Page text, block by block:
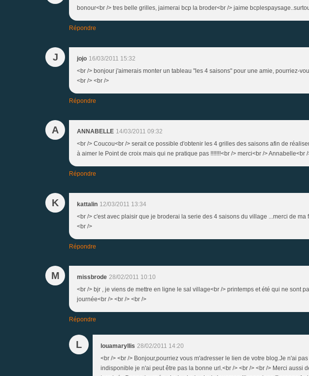
bonour<br /> tres belle grilles, jaimerai bcp la broder<br /> jaime
Répondre
J jojo 16/03/2011 15:32
<br /> bonjour j'aimerais monter un tableau "les 4 saisons" pour une amie, pourriez-
<br /> <br />
Répondre
A ANNABELLE 14/03/2011 09:32
<br /> Coucou<br /> serait ce possible d'obtenir les 4 grilles des saisons afin de
à aimer le Point de croix mais qui ne pratique pas !!!!!!!<br /> merci<br /> Annabelle<br
Répondre
K kattalin 12/03/2011 13:34
<br /> c'est avec plaisir que je broderai la serie des 4 saisons du village ...merci de ma
<br />
Répondre
M missbrode 28/02/2011 10:10
<br /> bjr , je viens de mettre en ligne le sal village<br /> printemps et été qui ne sont
journée<br /> <br /> <br />
Répondre
L louamaryllis 28/02/2011 14:20
<br /> <br /> Bonjour,pourriez vous m'adresser le lien de votre blog.Je n'ai
indisponible je n'ai peut être pas la bonne url.<br /> <br /> <br /> Merci aussi